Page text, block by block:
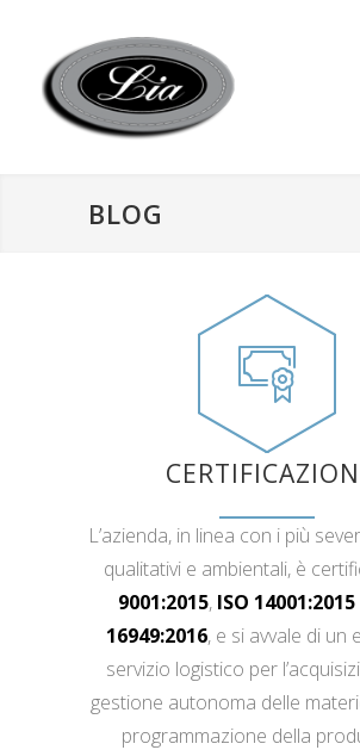
BLOG
L’azienda, in linea con i più
qualitativi e ambientali, è
9001:2015, ISO 14001:2015
16949:2016, e si avvale di un
servizio logistico per
gestione autonoma delle
programmazione della